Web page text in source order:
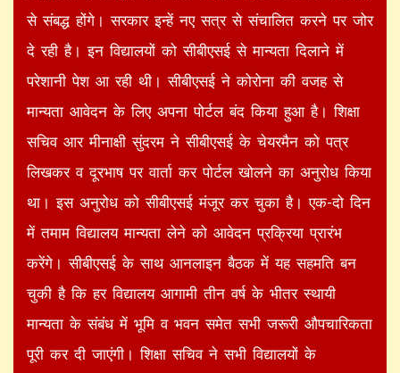
से संबद्ध होंगे। सरकार इन्हें नए सत्र से संचालित करने पर जोर
दे रही है। इन विद्यालयों को सीबीएसई से मान्यता दिलाने में
परेशानी पेश आ रही थी। सीबीएसई ने कोरोना की वजह से
मान्यता आवेदन के लिए अपना पोर्टल बंद किया हुआ है। शिक्षा
सचिव आर मीनाक्षी सुंदरम ने सीबीएसई के चेयरमैन को पत्र
लिखकर व दूरभाष पर वार्ता कर पोर्टल खोलने का अनुरोध किया
था। इस अनुरोध को सीबीएसई मंजूर कर चुका है। एक-दो दिन
में तमाम विद्यालय मान्यता लेने को आवेदन प्रक्रिया प्रारंभ
करेंगे। सीबीएसई के साथ आनलाइन बैठक में यह सहमति बन
चुकी है कि हर विद्यालय आगामी तीन वर्ष के भीतर स्थायी
मान्यता के संबंध में भूमि व भवन समेत सभी जरूरी औपचारिकता
पूरी कर दी जाएंगी। शिक्षा सचिव ने सभी विद्यालयों के